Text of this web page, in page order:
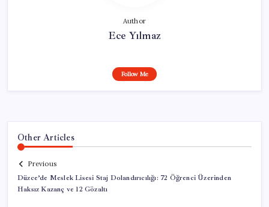
Author
Ece Yılmaz
Follow Me
Other Articles
Previous
Düzce’de Meslek Lisesi Staj Dolandırıcılığı: 72 Öğrenci Üzerinden
Haksız Kazanç ve 12 Gözaltı